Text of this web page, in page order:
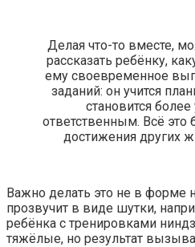
Делая что-то вместе,
рассказать ребёнку,
ему своевременное
заданий: он учится
становится
ответственным. Всё это
достижения других
Важно делать это не в форме
прозвучит в виде шутки,
ребёнка с тренировками
тяжёлые, но результат